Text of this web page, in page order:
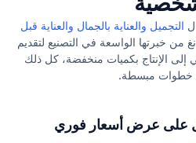
التجميل والعناية بالجمال والعناية قبل
من خبرتها الواسعة في التصنيع لتقديم
إلى الإنتاج بكميات منخفضة، كل ذلك
خطوات مبسطة.
على عرض أسعار فوري